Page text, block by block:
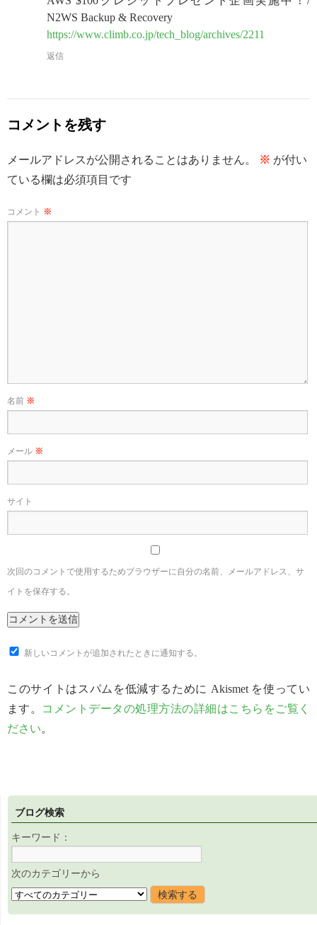
N2WS Backup & Recovery
https://www.climb.co.jp/tech_blog/archives/2211
返信
コメントを残す
メールアドレスが公開されることはありません。 ※ が付い
ている欄は必須項目です
コメント ※
名前 ※
メール ※
サイト
次回のコメントで使用するためブラウザーに自分の名前、メールアドレス、サ
イトを保存する。
新しいコメントが追加されたときに通知する。
このサイトはスパムを低減するために Akismet を使ってい
ます。 コメントデータの処理方法の詳細はこちらをご覧く
ださい。
ブログ検索
キーワード：
次のカテゴリーから